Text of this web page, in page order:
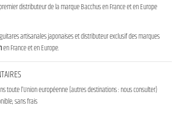
distributeur de la marque Bacchus en France et en Europe
artisanales japonaises et distributeur exclusif des marques
en France et en Europe.
toute l’Union européenne (autres destinations : nous consulter)
sans frais